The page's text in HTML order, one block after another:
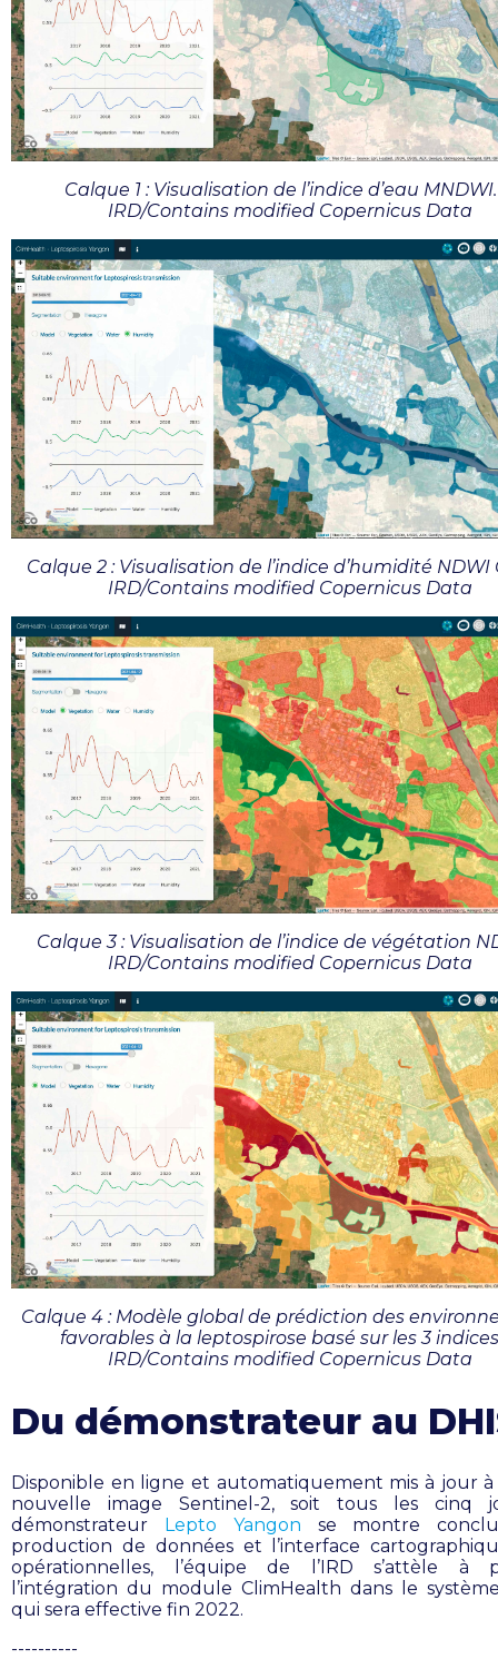
Calque 1 : Visualisation de l’indice d’eau
IRD/Contains modified Copernicus Data
Calque 2 : Visualisation de l’indice d’humidité NDWI
IRD/Contains modified Copernicus Data
Calque 3 : Visualisation de l’indice de végétation
IRD/Contains modified Copernicus Data
Calque 4 : Modèle global de prédiction des
favorables à la leptospirose basé sur les 3
IRD/Contains modified Copernicus Data
Du démonstrateur au
Disponible en ligne et automatiquement mis à jour
nouvelle image Sentinel-2, soit tous les cinq
démonstrateur
Lepto Yangon se montre
production de données et l’interface
opérationnelles, l’équipe de l’IRD s’attèle à
l’intégration du module ClimHealth dans le
qui sera effective fin 2022.
----------